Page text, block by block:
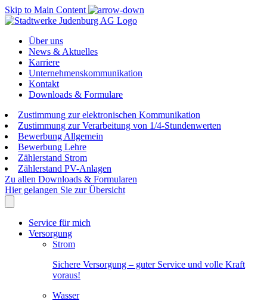
Skip to Main Content
Über uns
News & Aktuelles
Karriere
Unternehmenskommunikation
Kontakt
Downloads & Formulare
Zustimmung zur elektronischen Kommunikation
Zustimmung zur Verarbeitung von 1/4-Stundenwerten
Bewerbung Allgemein
Bewerbung Lehre
Zählerstand Strom
Zählerstand PV-Anlagen
Zu allen Downloads & Formularen
Hier gelangen Sie zur Übersicht
Service für mich
Versorgung
Strom
Sichere Versorgung – guter Service und volle Kraft
voraus!
Wasser